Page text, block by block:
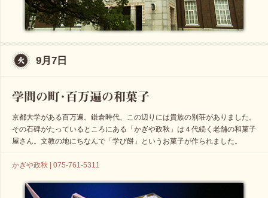
9月7日
京都大学がある百万遍。鎌倉時代、この辺りには貴族の別荘がありました。
その石碑がたっているところにある「かぎや政秋」は４代続く老舗の和菓子
屋さん。文教の地にちなんで「学び餅」というお菓子が作られました。
かぎや政秋 | 075-761-5311